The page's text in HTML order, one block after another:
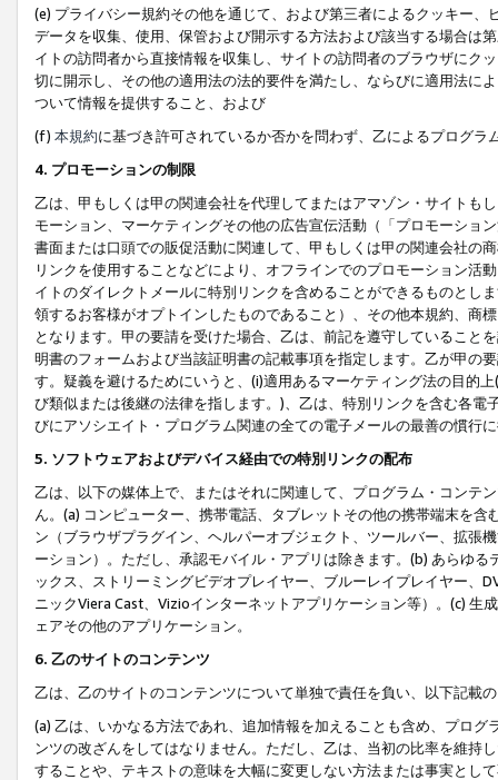
(e) プライバシー規約その他を通じて、および第三者によるクッキー
データを収集、使用、保管および開示する方法および該当する場合は
イトの訪問者から直接情報を収集し、サイトの訪問者のブラウザにク
切に開示し、その他の適用法の法的要件を満たし、ならびに適用法に
ついて情報を提供すること、および
(f) 本規約に基づき許可されているか否かを問わず、乙によるプログ
4. プロモーションの制限
乙は、甲もしくは甲の関連会社を代理してまたはアマゾン・サイトも
モーション、マーケティングその他の広告宣伝活動（「プロモーショ
書面または口頭での販促活動に関連して、甲もしくは甲の関連会社の
リンクを使用することなどにより、オフラインでのプロモーション活
イトのダイレクトメールに特別リンクを含めることができるものとし
領するお客様がオプトインしたものであること）、その他本規約、商
となります。甲の要請を受けた場合、乙は、前記を遵守していること
明書のフォームおよび当該証明書の記載事項を指定します。乙が甲の
す。疑義を避けるためにいうと、(i)適用あるマーケティング法の目的
び類似または後継の法律を指します。)、乙は、特別リンクを含む各
びにアソシエイト・プログラム関連の全ての電子メールの最善の慣行
5. ソフトウェアおよびデバイス経由での特別リンクの配布
乙は、以下の媒体上で、またはそれに関連して、プログラム・コンテ
ん。(a) コンピューター、携帯電話、タブレットその他の携帯端末を
ン（ブラウザプラグイン、ヘルパーオブジェクト、ツールバー、拡張
ーション）。ただし、承認モバイル・アプリは除きます。(b) あらゆ
ックス、ストリーミングビデオプレイヤー、ブルーレイプレイヤー、
ニックViera Cast、Vizioインターネットアプリケーション等）。(c)
ェアその他のアプリケーション。
6. 乙のサイトのコンテンツ
乙は、乙のサイトのコンテンツについて単独で責任を負い、以下記載
(a) 乙は、いかなる方法であれ、追加情報を加えることも含め、プロ
ンツの改ざんをしてはなりません。ただし、乙は、当初の比率を維持
することや、テキストの意味を大幅に変更しない方法または事実とし